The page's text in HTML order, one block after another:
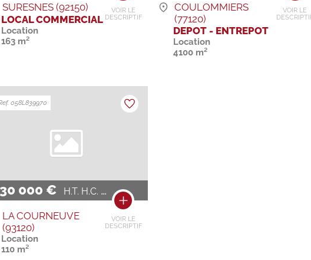
VOIR LE
DESCRIPTIF
SURESNES (92150)
LOCAL COMMERCIAL
Location
163 m²
VOIR LE
COULOMMIERS
(77120)
DEPOT - ENTREPOT
Location
4100 m²
30 000 € H.T. H.C. / AN
VOIR LE
DESCRIPTIF
058L839970
LA COURNEUVE
(93120)
Location
110 m²